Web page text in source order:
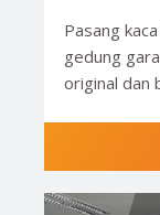
Pasang
gedung
original dan